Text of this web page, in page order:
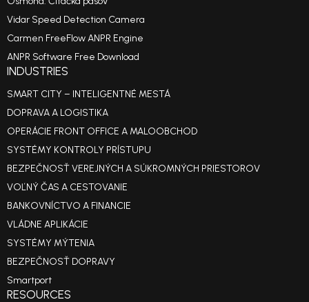
Vidar Speed Detection Camera
Carmen FreeFlow ANPR Engine
ANPR Software Free Download
INDUSTRIES
SMART CITY – INTELIGENTNÉ MESTÁ
DOPRAVA A LOGISTIKA
OPERÁCIE FRONT OFFICE A MALOOBCHOD
SYSTÉMY KONTROLY PRÍSTUPU
BEZPEČNOSŤ VEREJNÝCH A SÚKROMNÝCH PRIESTOROV
VOĽNÝ ČAS A CESTOVANIE
BANKOVNÍCTVO A FINANCIE
VLÁDNE APLIKÁCIE
SYSTÉMY MÝTENIA
BEZPEČNOSŤ DOPRAVY
Smartport
RESOURCES